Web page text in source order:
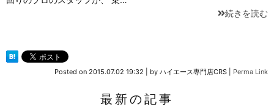
続きを読む
Posted on 2015.07.02 19:32 by ハイエース専門店CRS Perma Link
最新の記事